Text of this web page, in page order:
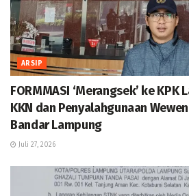
ARSIP
FORMMASI ‘Merangsek’ ke KPK
KKN dan Penyalahgunaan
Bandar Lampung
Juli 27, 2026